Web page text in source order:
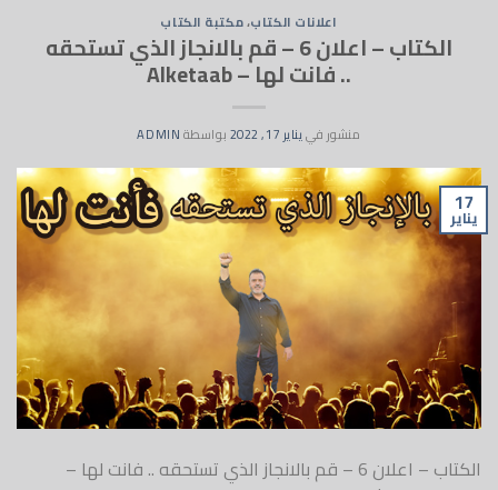
اعلانات الكتاب،مكتبة الكتاب
الكتاب – اعلان 6 – قم بالانجاز الذي تستحقه
.. فانت لها – Alketaab
منشور فييناير 17, 2022 بواسطةADMIN
17
يناير
الكتاب – اعلان 6 – قم بالانجاز الذي تستحقه .. فانت لها –